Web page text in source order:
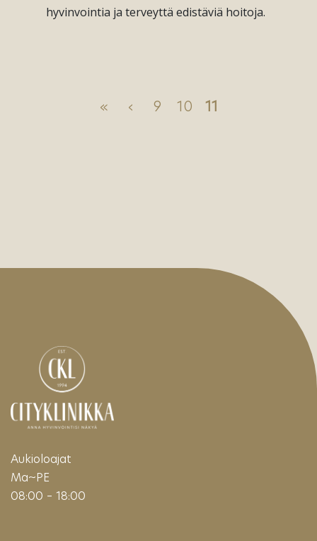
hyvinvointia ja terveyttä edistäviä hoitoja.
« ‹ 9 10 11
Aukioloajat
Ma~PE
08:00 – 18:00